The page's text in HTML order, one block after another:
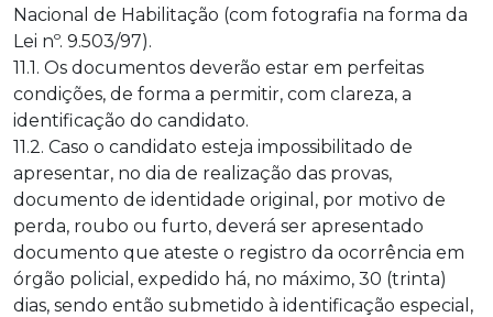
Nacional de Habilitação (com fotografia na forma da
Lei nº. 9.503/97).
11.1. Os documentos deverão estar em perfeitas
condições, de forma a permitir, com clareza, a
identificação do candidato.
11.2. Caso o candidato esteja impossibilitado de
apresentar, no dia de realização das provas,
documento de identidade original, por motivo de
perda, roubo ou furto, deverá ser apresentado
documento que ateste o registro da ocorrência em
órgão policial, expedido há, no máximo, 30 (trinta)
dias, sendo então submetido à identificação especial,